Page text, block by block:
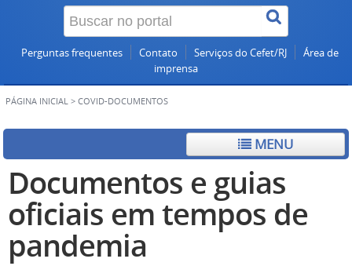
Perguntas frequentes Contato Serviços do Cefet/RJ
Área de
imprensa
PÁGINA INICIAL > COVID-DOCUMENTOS
MENU
Documentos e guias
oficiais em tempos de
pandemia